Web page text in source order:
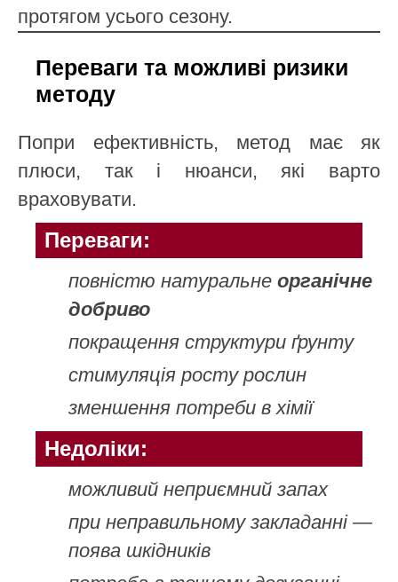
протягом усього сезону.
Переваги та можливі ризики
методу
Попри ефективність, метод має як
плюси, так і нюанси, які варто
враховувати.
Переваги:
повністю натуральнеорганічне
добриво
покращення структури ґрунту
стимуляція росту рослин
зменшення потреби в хімії
Недоліки:
можливий неприємний запах
при неправильному закладанні —
поява шкідників